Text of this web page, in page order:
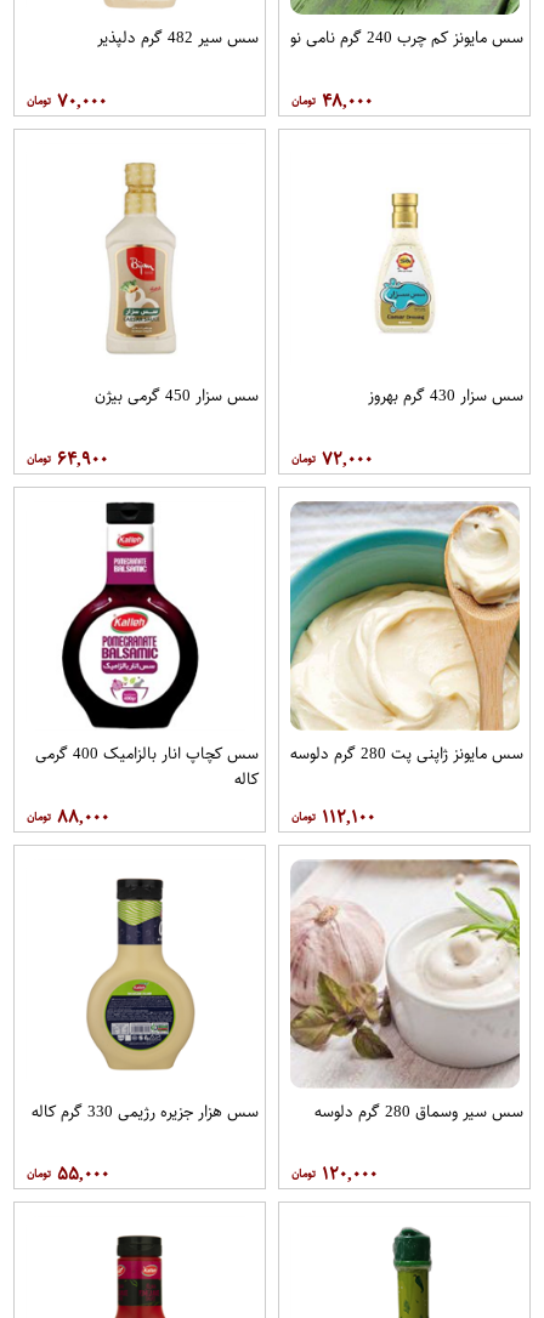
سس مایونز کم چرب 240 گرم نامی نو
۴۸,۰۰۰
سس سیر 482 گرم دلپذیر
۷۰,۰۰۰
سس سزار 430 گرم بهروز
۷۲,۰۰۰
سس سزار 450 گرمی بیژن
۶۴,۹۰۰
سس مایونز ژاپنی پت 280 گرم دلوسه
۱۱۲,۱۰۰
سس کچاپ انار بالزامیک 400 گرمی
کاله
۸۸,۰۰۰
سس سیر وسماق 280 گرم دلوسه
۱۲۰,۰۰۰
سس هزار جزیره رژیمی 330 گرم کاله
۵۵,۰۰۰